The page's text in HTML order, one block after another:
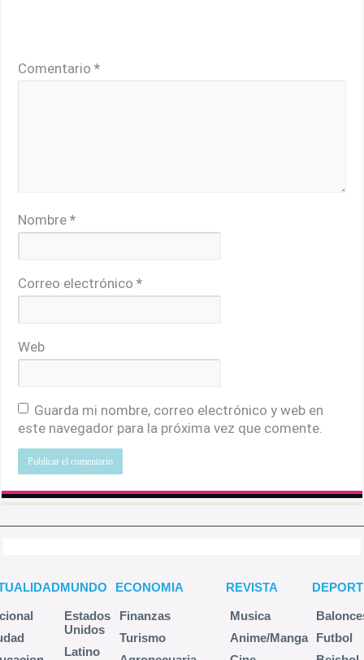
Comentario*
Nombre*
Correo electrónico*
Web
Guarda mi nombre, correo electrónico y web en
este navegador para la próxima vez que comente.
MUNDO
Estados
Unidos
Latino
ECONOMIA
Finanzas
Turismo
REVISTA
Musica
Anime/Manga
Futbol